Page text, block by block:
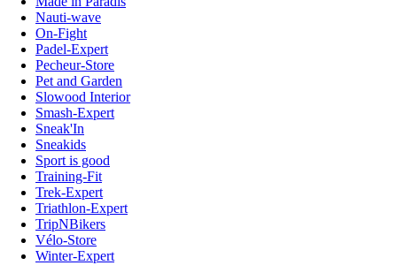
Nauti-wave
On-Fight
Padel-Expert
Pecheur-Store
Pet and Garden
Slowood Interior
Smash-Expert
Sneak'In
Sneakids
Sport is good
Training-Fit
Trek-Expert
Triathlon-Expert
TripNBikers
Vélo-Store
Winter-Expert